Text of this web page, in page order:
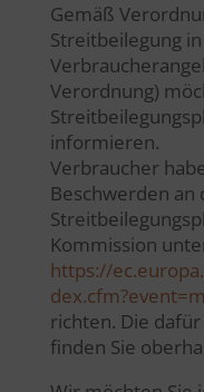
Gemäß
Streitbeilegung in
Verordnung)
informieren.
Verbraucher
Beschwerden an
Kommission
https://
richten. Die
finden Sie